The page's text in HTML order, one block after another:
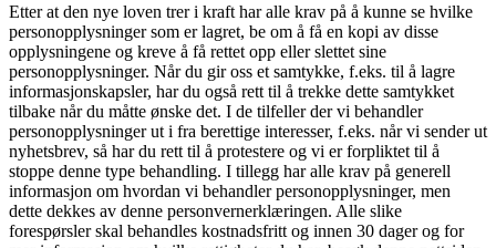
Etter at den nye loven trer i kraft har alle krav på å kunne se hvilke
personopplysninger som er lagret, be om å få en kopi av disse
opplysningene og kreve å få rettet opp eller slettet sine
personopplysninger. Når du gir oss et samtykke, f.eks. til å lagre
informasjonskapsler, har du også rett til å trekke dette samtykket
tilbake når du måtte ønske det. I de tilfeller der vi behandler
personopplysninger ut i fra berettige interesser, f.eks. når vi sender ut
nyhetsbrev, så har du rett til å protestere og vi er forpliktet til å
stoppe denne type behandling. I tillegg har alle krav på generell
informasjon om hvordan vi behandler personopplysninger, men
dette dekkes av denne personvernerklæringen. Alle slike
forespørsler skal behandles kostnadsfritt og innen 30 dager og for